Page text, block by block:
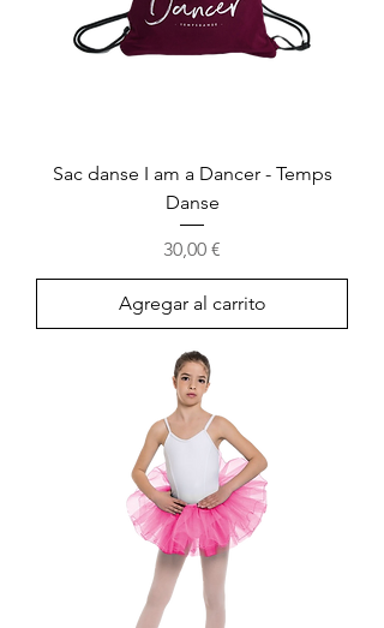
Sac danse I am a Dancer - Temps
Danse
Precio
30,00 €
Agregar al carrito